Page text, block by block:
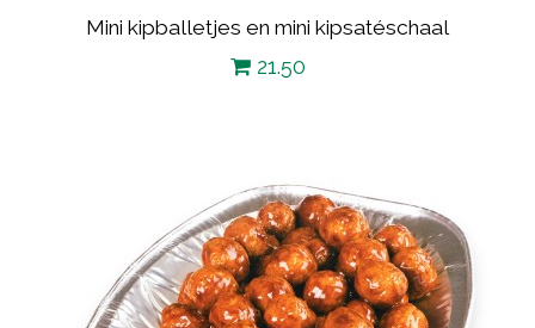
Mini kipballetjes en mini kipsatéschaal
21.50